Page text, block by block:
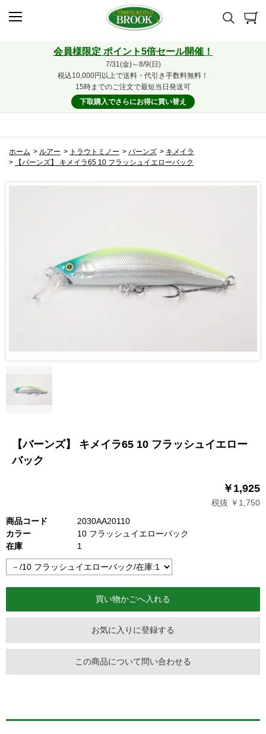
会員様限定 ポイント5倍セール開催！
7/31(金)～8/9(日)
税込10,000円以上で送料・代引き手数料無料！
15時までのご注文で最短当日発送可
下取購入でさらにお得に買い替え
ホーム > ルアー > トラウトミノー > バーンズ > キメイラ
>
【バーンズ】 キメイラ65 10 フラッシュイエローバック
【バーンズ】 キメイラ65 10 フラッシュイエロー
バック
￥1,925
税抜 ￥1,750
商品コード
2030AA20110
カラー
10 フラッシュイエローバック
在庫
1
お気に入りに登録する
この商品について問い合わせる